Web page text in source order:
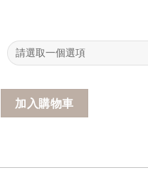
加入購物車